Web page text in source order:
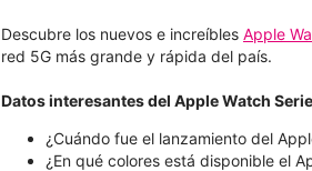
Descubre los nuevos e increíbles Apple
red 5G más grande y rápida del país.
Datos interesantes del Apple Watch
¿Cuándo fue el lanzamiento del
¿En qué colores está disponible el